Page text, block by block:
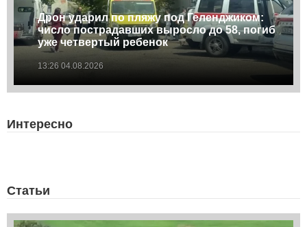
Дрон ударил по пляжу под Геленджиком:
число пострадавших выросло до 58, погиб
уже четвертый ребенок
13:26 04.08.2026
Интересно
Статьи